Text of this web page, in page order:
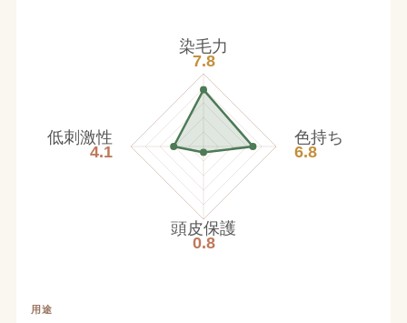
染毛力
7.8
色持ち
6.8
頭皮保護
0.8
低刺激性
4.1
用途